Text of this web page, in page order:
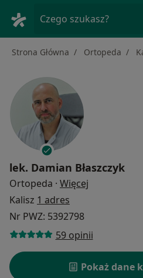
Czego szukasz?
Strona Główna Ortopeda
lek. Damian Błaszczyk
Ortopeda · Więcej
Kalisz 1 adres
Nr PWZ: 5392798
59 opinii
Pokaż dane